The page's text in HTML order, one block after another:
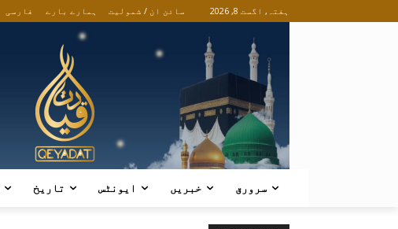
ہفتہ, اگست 8, 2026 سائن ان / شمولیت فارسی ہمارے بارے
سرورق خبریں ایونٹس تاریخ